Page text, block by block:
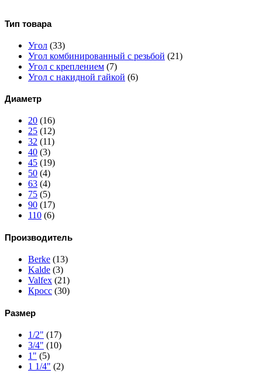
Тип товара
Угол (33)
Угол комбинированный с резьбой (21)
Угол с креплением (7)
Угол с накидной гайкой (6)
Диаметр
20 (16)
25 (12)
32 (11)
40 (3)
45 (19)
50 (4)
63 (4)
75 (5)
90 (17)
110 (6)
Производитель
Berke (13)
Kalde (3)
Valfex (21)
Кросс (30)
Размер
1/2" (17)
3/4" (10)
1" (5)
1 1/4" (2)